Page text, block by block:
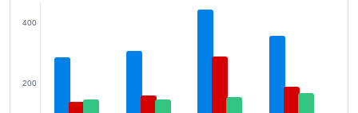
200
400
Dịch